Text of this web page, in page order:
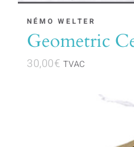
NÉMO WELTER
Geometric
30,00€ TVAC